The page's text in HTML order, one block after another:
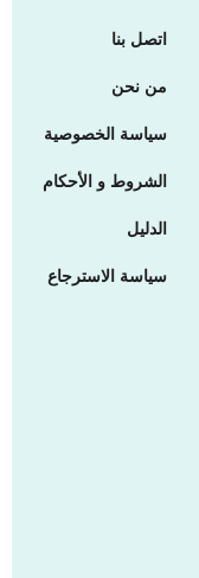
اتصل بنا
من نحن
سياسة الخصوصية
الشروط و الأحكام
الدليل
سياسة الاسترجاع